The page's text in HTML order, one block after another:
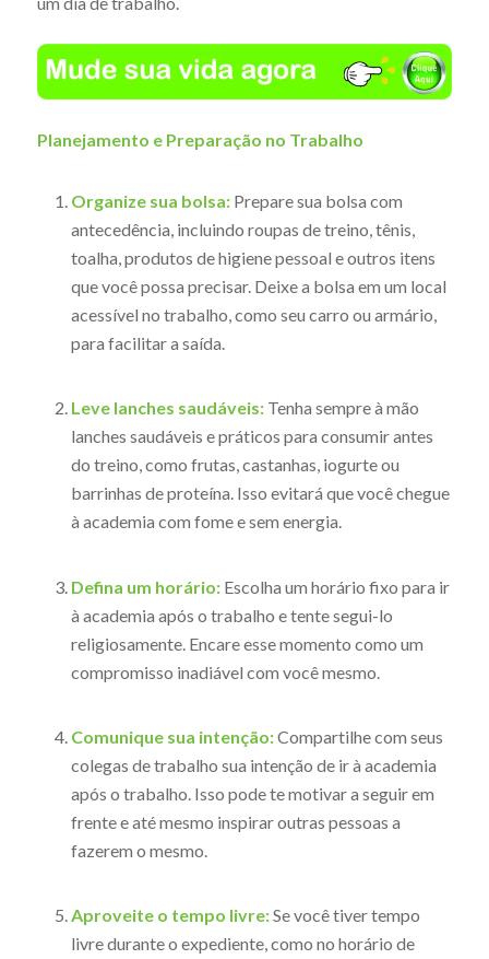
Planejamento e Preparação no Trabalho
Organize sua bolsa:Prepare sua bolsa com
antecedência, incluindo roupas de treino, tênis,
toalha, produtos de higiene pessoal e outros itens
que você possa precisar. Deixe a bolsa em um local
acessível no trabalho, como seu carro ou armário,
para facilitar a saída.
Leve lanches saudáveis:Tenha sempre à mão
lanches saudáveis e práticos para consumir antes
do treino, como frutas, castanhas, iogurte ou
barrinhas de proteína. Isso evitará que você chegue
à academia com fome e sem energia.
Defina um horário:Escolha um horário fixo para ir
à academia após o trabalho e tente segui-lo
religiosamente. Encare esse momento como um
compromisso inadiável com você mesmo.
Comunique sua intenção:Compartilhe com seus
colegas de trabalho sua intenção de ir à academia
após o trabalho. Isso pode te motivar a seguir em
frente e até mesmo inspirar outras pessoas a
fazerem o mesmo.
Aproveite o tempo livre:Se você tiver tempo
livre durante o expediente, como no horário de